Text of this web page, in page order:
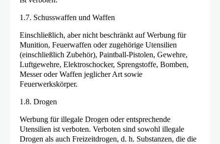
1.7. Schusswaffen und Waffen
Einschließlich, aber nicht beschränkt auf Werbung für
Munition, Feuerwaffen oder zugehörige Utensilien
(einschließlich Zubehör), Paintball-Pistolen, Gewehre,
Luftgewehre, Elektroschocker, Sprengstoffe, Bomben,
Messer oder Waffen jeglicher Art sowie
Feuerwerkskörper.
1.8. Drogen
Werbung für illegale Drogen oder entsprechende
Utensilien ist verboten. Verboten sind sowohl illegale
Drogen als auch Freizeitdrogen, d. h. Substanzen, die die